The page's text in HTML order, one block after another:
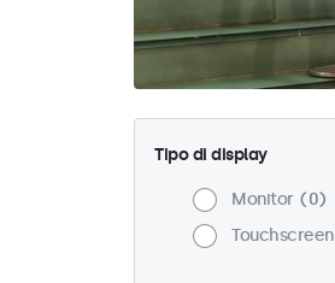
Tipo di display
Monitor
0
Touchscreen